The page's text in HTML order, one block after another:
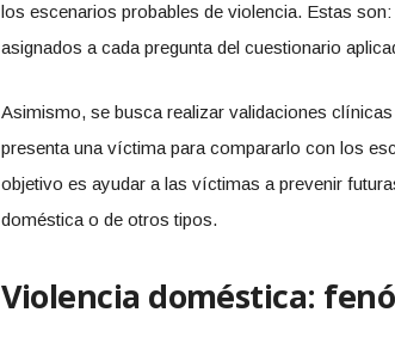
los escenarios probables de violencia. Estas
asignados a cada pregunta del cuestionario
Asimismo, se busca realizar validaciones
presenta una víctima para compararlo con los
objetivo es ayudar a las víctimas a prevenir
doméstica o de otros tipos.
Violencia doméstica: